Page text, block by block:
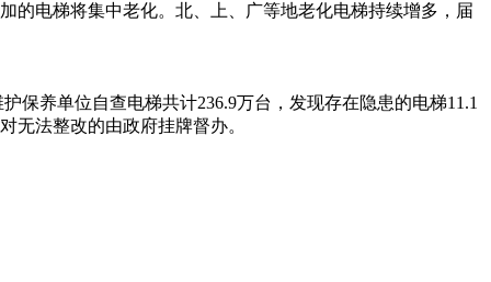
的电梯将集中老化。北、上、广等地老化电梯持续增多，届
养单位自查电梯共计236.9万台，发现存在隐患的电梯11.1
无法整改的由政府挂牌督办。